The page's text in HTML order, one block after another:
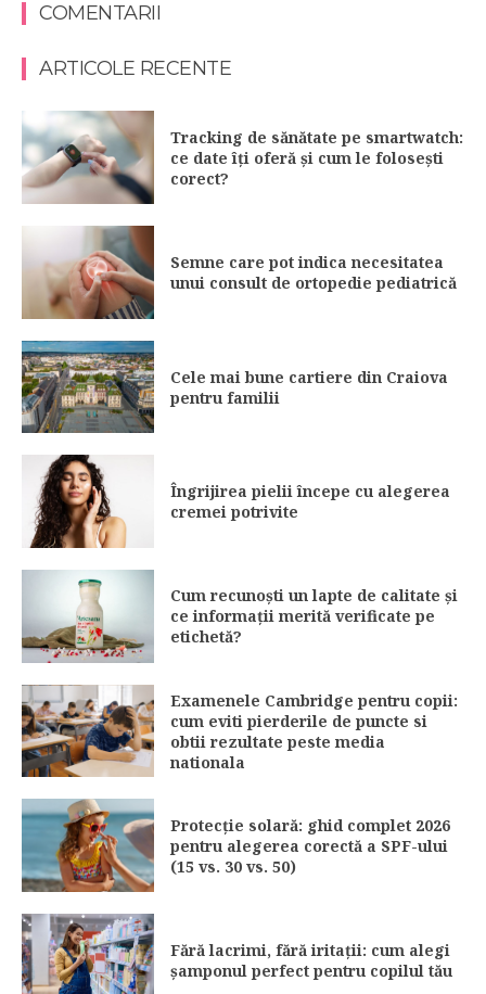
COMENTARII
ARTICOLE RECENTE
Tracking de sănătate pe smartwatch:
ce date îți oferă și cum le folosești
corect?
Semne care pot indica necesitatea
unui consult de ortopedie pediatrică
Cele mai bune cartiere din Craiova
pentru familii
Îngrijirea pielii începe cu alegerea
cremei potrivite
Cum recunoști un lapte de calitate și
ce informații merită verificate pe
etichetă?
Examenele Cambridge pentru copii:
cum eviti pierderile de puncte si
obtii rezultate peste media
nationala
Protecție solară: ghid complet 2026
pentru alegerea corectă a SPF-ului
(15 vs. 30 vs. 50)
Fără lacrimi, fără iritații: cum alegi
șamponul perfect pentru copilul tău